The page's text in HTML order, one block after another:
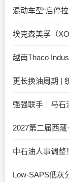
越南Thaco
2027第二届西
中石油人事调整！